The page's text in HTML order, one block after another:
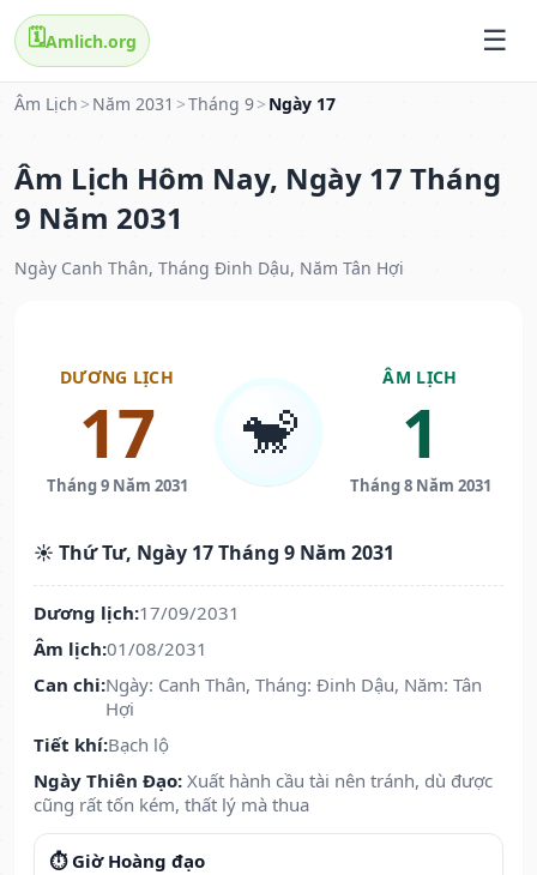
🗓️Amlich.org
Âm Lịch > Năm 2031 >Tháng 9> Ngày 17
Âm Lịch Hôm Nay, Ngày 17 Tháng
9 Năm 2031
Ngày Canh Thân, Tháng Đinh Dậu, Năm Tân Hợi
DƯƠNG LỊCH
17
Tháng 9 Năm 2031
🐒
ÂM LỊCH
1
Tháng 8 Năm 2031
☀️ Thứ Tư, Ngày 17 Tháng 9 Năm 2031
Dương lịch:17/09/2031
Âm lịch:01/08/2031
Can chi:Ngày: Canh Thân, Tháng: Đinh Dậu, Năm: Tân
Hợi
Tiết khí:Bạch lộ
Ngày Thiên Đạo: Xuất hành cầu tài nên tránh, dù được
cũng rất tốn kém, thất lý mà thua
⏱️ Giờ Hoàng đạo